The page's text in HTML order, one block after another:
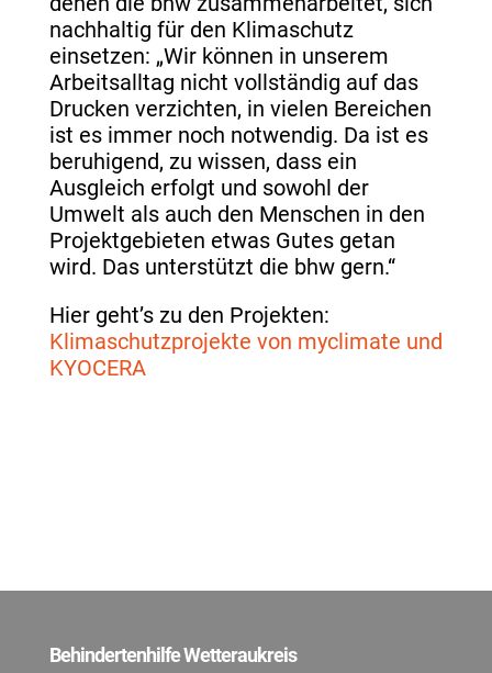
nachhaltig für den Klimaschutz
einsetzen: „Wir können in unserem
Arbeitsalltag nicht vollständig auf das
Drucken verzichten, in vielen Bereichen
ist es immer noch notwendig. Da ist es
beruhigend, zu wissen, dass ein
Ausgleich erfolgt und sowohl der
Umwelt als auch den Menschen in den
Projektgebieten etwas Gutes getan
wird. Das unterstützt die bhw gern.“
Hier geht’s zu den Projekten:
Klimaschutzprojekte von myclimate und
KYOCERA
Behindertenhilfe Wetteraukreis